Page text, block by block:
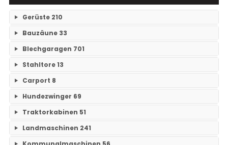
Gerüste 210
RAM- 1 Gerüst Breite 73 109
RAM-2 Gerüst Breite 70 101
Bauzäune 33
Einzelteile Bauzäune 7
Bauzäune SET 26
Blechgaragen 701
Einzelgaragen 89
Doppelgaragen 59
3-Fachgaragen
Mehrfachgaragen 12
Stahltore13
Keine Unterkategorien
Carport 8
Keine Unterkategorien
Hundezwinger 69
Keine Unterkategorien
Traktorkabinen 51
Traktorkabinen 37
Landmaschinen 241